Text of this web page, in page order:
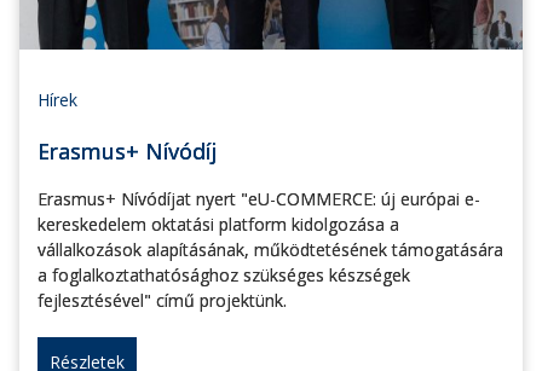
Hírek
Erasmus+ Nívódíj
Erasmus+ Nívódíjat nyert "eU-COMMERCE: új európai e-
kereskedelem oktatási platform kidolgozása a
vállalkozások alapításának, működtetésének támogatására
a foglalkoztathatósághoz szükséges készségek
fejlesztésével" című projektünk.
Részletek